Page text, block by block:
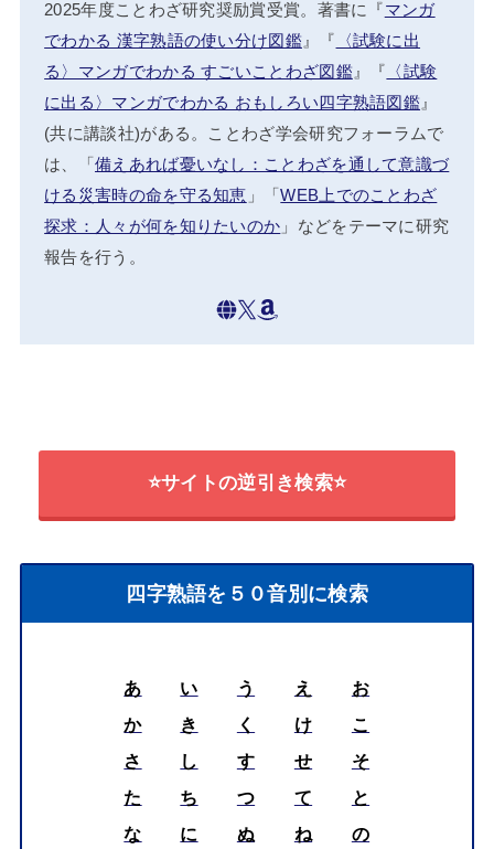
2025年度ことわざ研究奨励賞受賞。著書に『マンガ
でわかる 漢字熟語の使い分け図鑑』『 〈試験に出
る〉マンガでわかる すごいことわざ図鑑』『 〈試験
に出る〉マンガでわかる おもしろい四字熟語図鑑』
(共に講談社)がある。ことわざ学会研究フォーラムで
は、「備えあれば憂いなし：ことわざを通して意識づ
ける災害時の命を守る知恵 」「WEB上でのことわざ
探求：人々が何を知りたいのか 」などをテーマに研究
報告を行う。
⭐サイトの逆引き検索⭐
四字熟語を５０音別に検索
あ い う え
お
か
き く け
こ
さ
し す せ
そ
た
ち つ て
と
な
に ぬ ね
の